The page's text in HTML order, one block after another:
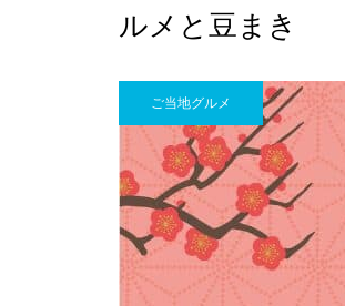
ルメと豆まき
ご当地グルメ